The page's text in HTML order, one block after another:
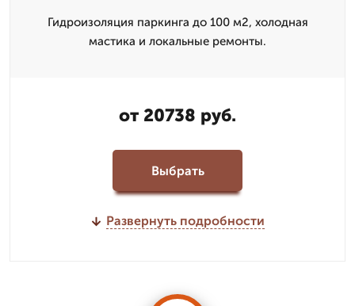
Гидроизоляция паркинга до 100 м2, холодная
мастика и локальные ремонты.
от 20738 руб.
Выбрать
Развернуть подробности